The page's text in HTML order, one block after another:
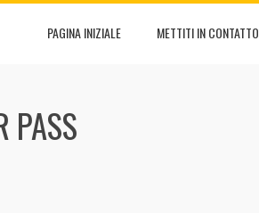
PAGINA INIZIALE METTITI IN CONTATTO
PASS